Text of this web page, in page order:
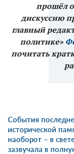
прошёл
дискуссию
главный
политике»
почитать
События
исторической
наоборот – в
зазвучала в